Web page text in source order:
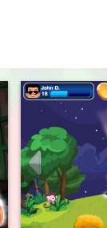
play with more
Touch.
on iPhone or
daubs, reveal
and players